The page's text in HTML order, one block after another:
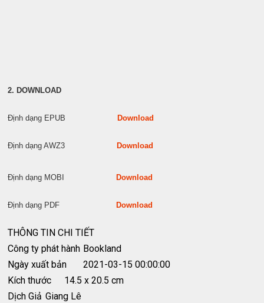
2. DOWNLOAD
Định dạng EPUB Download
Định dạng AWZ3 Download
Định dạng MOBI Download
Định dạng PDF Download
THÔNG TIN CHI TIẾT
Công ty phát hành Bookland
Ngày xuất bản
2021-03-15 00:00:00
Kích thước
14.5 x 20.5 cm
Dịch Giả Giang Lê